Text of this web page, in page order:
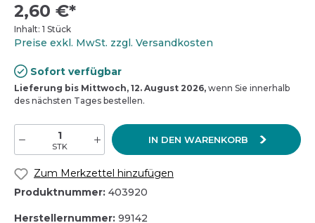
2,60 €*
Inhalt: 1 Stück
Preise exkl. MwSt. zzgl. Versandkosten
Sofort verfügbar
Lieferung bis Mittwoch, 12. August 2026, wenn Sie innerhalb
des nächsten Tages bestellen.
STK
IN DEN WARENKORB
Zum Merkzettel hinzufügen
Produktnummer: 403920
Herstellernummer: 99142